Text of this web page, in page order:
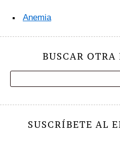
Anemia
BUSCAR
SUSCRÍBETE AL